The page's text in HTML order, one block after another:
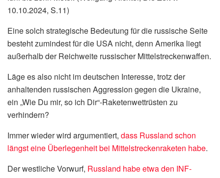
10.10.2024, S.11)
Eine solch strategische Bedeutung für die russische Seite
besteht zumindest für die USA nicht, denn Amerika liegt
außerhalb der Reichweite russischer Mittelstreckenwaffen.
Läge es also nicht im deutschen Interesse, trotz der
anhaltenden russischen Aggression gegen die Ukraine,
ein „Wie Du mir, so ich Dir“-Raketenwettrüsten zu
verhindern?
Immer wieder wird argumentiert, dass Russland schon
längst eine Überlegenheit bei Mittelstreckenraketen habe.
Der westliche Vorwurf, Russland habe etwa den INF-